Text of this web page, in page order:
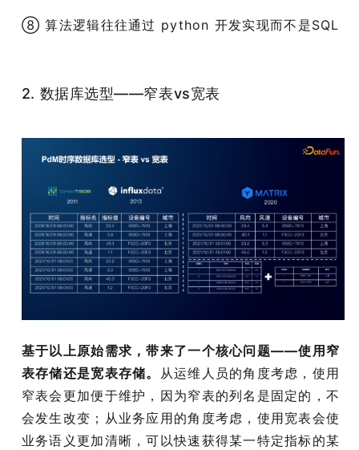
⑧ 算法逻辑往往通过 python 开发实现而不是SQL
2. 数据库选型——窄表vs宽表
基于以上原始需求，带来了一个核心问题——使用窄
表存储还是宽表存储。 从运维人员的角度考虑，使用
窄表会更加便于维护，因为窄表的列名是固定的，不
会发生改变；从业务应用的角度考虑，使用宽表会使
业务语义更加清晰，可以快速获得某一特定指标的某